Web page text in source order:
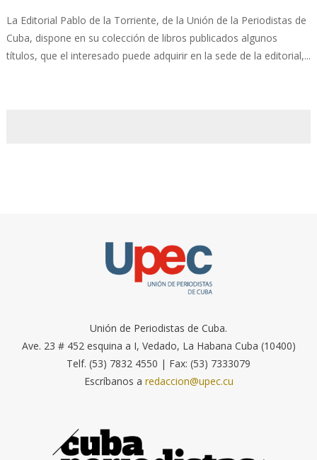
La Editorial Pablo de la Torriente, de la Unión de la Periodistas de
Cuba, dispone en su colección de libros publicados algunos
títulos, que el interesado puede adquirir en la sede de la editorial,...
Unión de Periodistas de Cuba.
Ave. 23 # 452 esquina a I, Vedado, La Habana Cuba (10400)
Telf. (53) 7832 4550 | Fax: (53) 7333079
Escríbanos a redaccion@upec.cu